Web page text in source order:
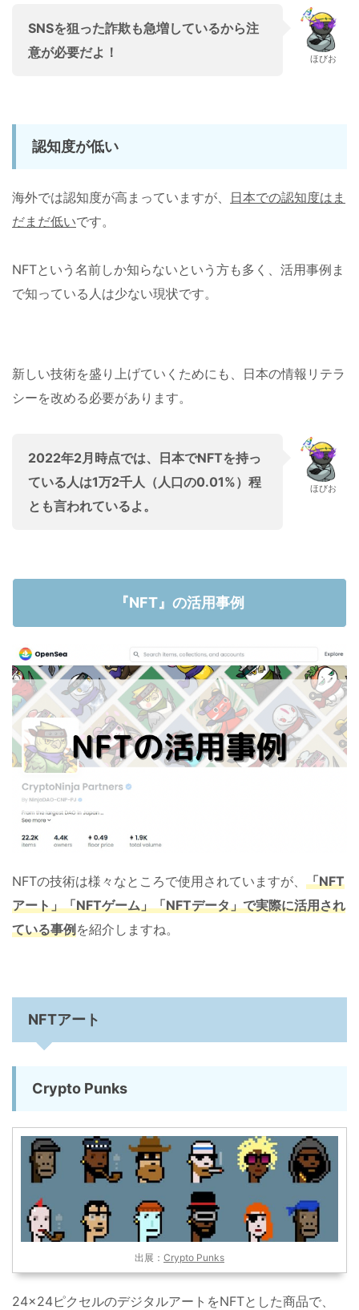
SNSを狙った詐欺も急増しているから注
意が必要だよ！
ほびお
認知度が低い
海外では認知度が高まっていますが、 日本での認知度はま
だまだ低いです。
NFTという名前しか知らないという方も多く、活用事例ま
で知っている人は少ない現状です。
新しい技術を盛り上げていくためにも、日本の情報リテラ
シーを改める必要があります。
2022年2月時点では、日本でNFTを持っ
ている人は1万2千人（人口の0.01%）程
とも言われているよ。
ほびお
『NFT』の活用事例
NFTの技術は様々なところで使用されていますが、 「NFT
アート」「NFTゲーム」「NFTデータ」で実際に活用され
ている事例を紹介しますね。
NFTアート
Crypto Punks
出展： Crypto Punks
24x24ピクセルのデジタルアートをNFTとした商品で、